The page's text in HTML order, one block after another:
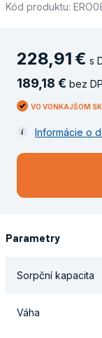
Kód produktu:
228,91 € s
189 18 € bez
VO VONKAJŠOM
Informácie o
Parametry
Sorpční kapacita
Váha